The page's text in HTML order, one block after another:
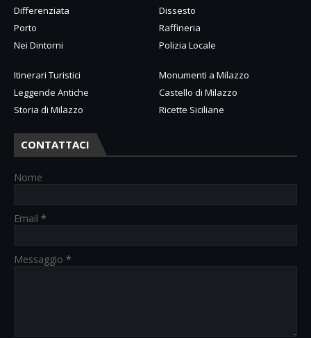
Differenziata
Dissesto
Porto
Raffineria
Nei Dintorni
Polizia Locale
Itinerari Turistici
Monumenti a Milazzo
Leggende Antiche
Castello di Milazzo
Storia di Milazzo
Ricette Siciliane
CONTATTACI
Nome
Email *
Messaggio *